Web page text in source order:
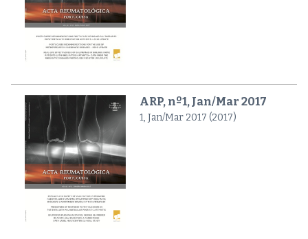
ARP, nº1, Jan/Mar 2017
1, Jan/Mar 2017 (2017)